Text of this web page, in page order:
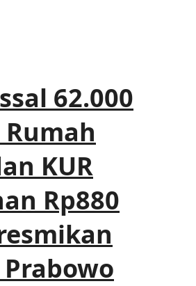
62.000
Rumah
KUR
Rp880